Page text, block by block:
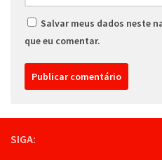
Salvar meus dados neste
que eu comentar.
SIGA: